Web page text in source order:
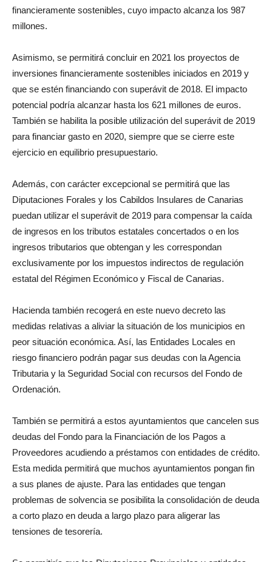
financieramente sostenibles, cuyo impacto alcanza los 987
millones.
Asimismo, se permitirá concluir en 2021 los proyectos de
inversiones financieramente sostenibles iniciados en 2019 y
que se estén financiando con superávit de 2018. El impacto
potencial podría alcanzar hasta los 621 millones de euros.
También se habilita la posible utilización del superávit de 2019
para financiar gasto en 2020, siempre que se cierre este
ejercicio en equilibrio presupuestario.
Además, con carácter excepcional se permitirá que las
Diputaciones Forales y los Cabildos Insulares de Canarias
puedan utilizar el superávit de 2019 para compensar la caída
de ingresos en los tributos estatales concertados o en los
ingresos tributarios que obtengan y les correspondan
exclusivamente por los impuestos indirectos de regulación
estatal del Régimen Económico y Fiscal de Canarias.
Hacienda también recogerá en este nuevo decreto las
medidas relativas a aliviar la situación de los municipios en
peor situación económica. Así, las Entidades Locales en
riesgo financiero podrán pagar sus deudas con la Agencia
Tributaria y la Seguridad Social con recursos del Fondo de
Ordenación.
También se permitirá a estos ayuntamientos que cancelen sus
deudas del Fondo para la Financiación de los Pagos a
Proveedores acudiendo a préstamos con entidades de crédito.
Esta medida permitirá que muchos ayuntamientos pongan fin
a sus planes de ajuste. Para las entidades que tengan
problemas de solvencia se posibilita la consolidación de deuda
a corto plazo en deuda a largo plazo para aligerar las
tensiones de tesorería.